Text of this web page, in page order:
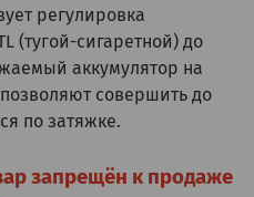
регулировка
(тугой-сигаретной) до
аккумулятор на
совершить до
по затяжке.
запрещён к продаже